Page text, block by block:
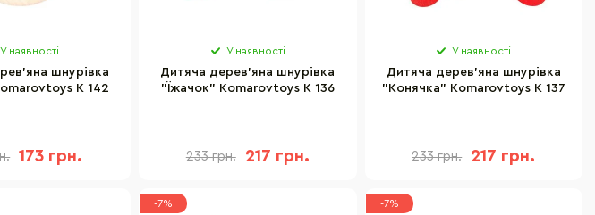
У наявності
шнурівка
К 142
173 грн.
У наявності
Дитяча дерев'яна шнурівка
"Їжачок" Komarovtoys К 136
233 грн. 217 грн.
У наявності
Дитяча дерев'яна шнурівка
"Конячка" Komarovtoys К 137
233 грн. 217 грн.
-7% -7%